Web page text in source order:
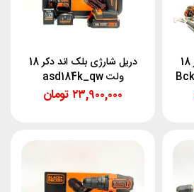
دریل شارژی بلک اند دکر 18
دریل شارژی بلک اند دکر 18
ولت asd184k_qw
تومان۲۳,۹۰۰,۰۰۰